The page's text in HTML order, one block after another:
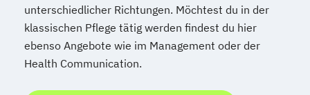
unterschiedlicher Richtungen. Möchtest du in der
klassischen Pflege tätig werden findest du hier
ebenso Angebote wie im Management oder der
Health Communication.